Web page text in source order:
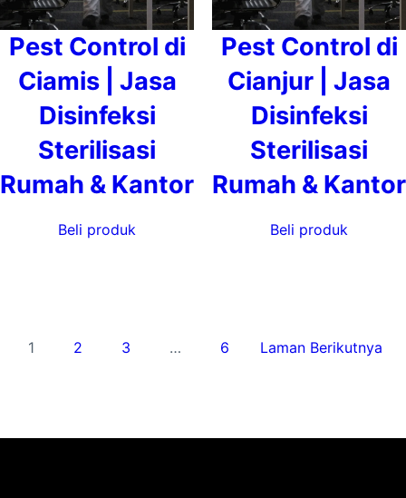
Pest Control di
Ciamis | Jasa
Disinfeksi
Sterilisasi
Rumah & Kantor
Beli produk
Pest Control di
Cianjur | Jasa
Disinfeksi
Sterilisasi
Rumah & Kantor
Beli produk
1 2 3 … 6 Laman Berikutnya